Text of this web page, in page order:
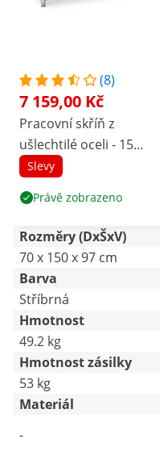
(8)
7 159,00 Kč
Pracovní skříň z
ušlechtilé oceli - 150
x 70 cm - 600 kg -
Catering
Slevy
Právě zobrazeno
Rozměry (DxŠxV)
70 x 150 x 97 cm
Barva
Stříbrná
Hmotnost
49.2 kg
Hmotnost zásilky
53 kg
Materiál
-